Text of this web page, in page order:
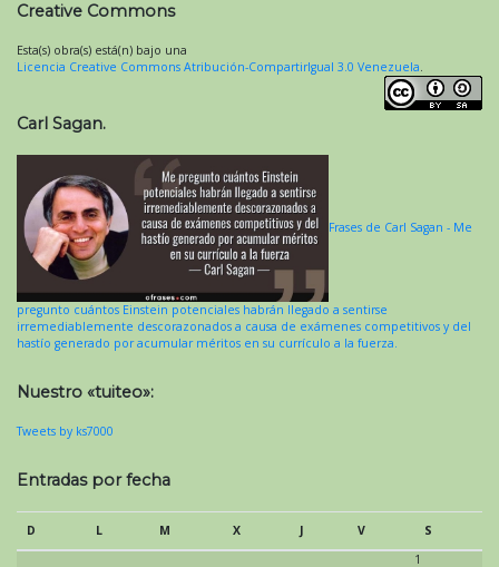
Creative Commons
Esta(s) obra(s) está(n) bajo una
Licencia Creative Commons Atribución-CompartirIgual 3.0 Venezuela.
Carl Sagan.
Frases de Carl Sagan - Me
pregunto cuántos Einstein potenciales habrán llegado a sentirse
irremediablemente descorazonados a causa de exámenes competitivos y del
hastío generado por acumular méritos en su currículo a la fuerza.
Nuestro «tuiteo»:
Tweets by ks7000
Entradas por fecha
D L M X J V
S
1